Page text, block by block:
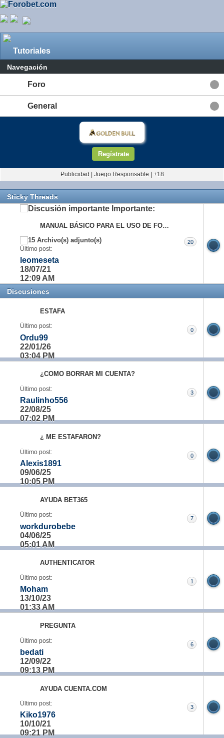
Tutoriales
Navegación
Foro
General
Regístrate
Publicidad | Juego Responsable | +18
Sticky Threads
Importante:
MANUAL BÁSICO PARA EL USO DE FOROBET
Último post:
leomeseta
18/07/21
12:09 AM
20
Discusiones
ESTAFA
Último post:
Ordu99
22/01/26
03:04 PM
0
¿COMO BORRAR MI CUENTA?
Último post:
Raulinho556
22/08/25
07:02 PM
3
¿ ME ESTAFARON?
Último post:
Alexis1891
09/06/25
10:05 PM
0
AYUDA BET365
Último post:
workdurobebe
04/06/25
05:01 AM
7
AUTHENTICATOR
Último post:
Moham
13/10/23
01:33 AM
1
PREGUNTA
Último post:
bedati
12/09/22
09:13 PM
6
AYUDA CUENTA.COM
Último post:
Kiko1976
10/10/21
09:21 PM
3